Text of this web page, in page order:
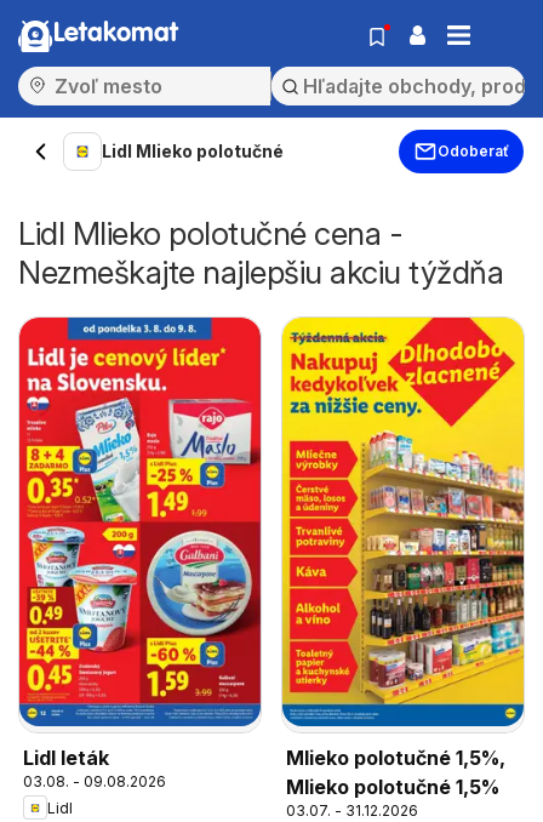
Letakomat
Lidl Mlieko polotučné Odoberať
Lidl Mlieko polotučné cena -
Nezmeškajte najlepšiu akciu týždňa
Lidl leták
03.08. - 09.08.2026
Lidl
Mlieko polotučné 1,5%,
Mlieko polotučné 1,5%
03.07. - 31.12.2026